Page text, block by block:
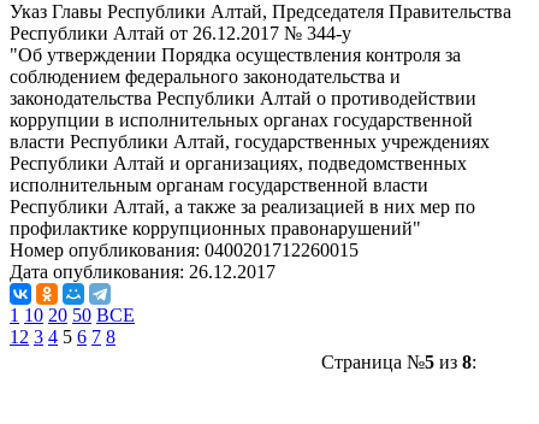
Указ Главы Республики Алтай, Председателя Правительства
Республики Алтай от 26.12.2017 № 344-у
"Об утверждении Порядка осуществления контроля за
соблюдением федерального законодательства и
законодательства Республики Алтай о противодействии
коррупции в исполнительных органах государственной
власти Республики Алтай, государственных учреждениях
Республики Алтай и организациях, подведомственных
исполнительным органам государственной власти
Республики Алтай, а также за реализацией в них мер по
профилактике коррупционных правонарушений"
Номер опубликования: 0400201712260015
Дата опубликования: 26.12.2017
1 10 20 50 ВСЕ
1 2 3 4 5 6 7 8
Страница №5из 8: